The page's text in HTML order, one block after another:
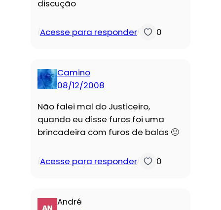
discução
/Acesse para responder/ 0
Camino
08/12/2008
Não falei mal do Justiceiro,
quando eu disse furos foi uma
brincadeira com furos de balas 🙂
/Acesse para responder/ 0
André